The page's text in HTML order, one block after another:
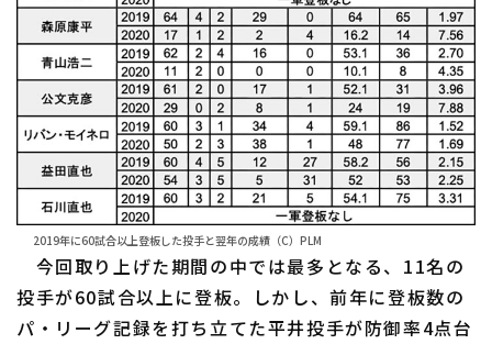
2019年に60試合以上登板した投手と翌年の成績（C）PLM
今回取り上げた期間の中では最多となる、11名の
投手が60試合以上に登板。しかし、前年に登板数の
パ・リーグ記録を打ち立てた平井投手が防御率4点台